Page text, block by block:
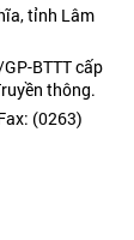
tỉnh Lâm
BTTT cấp
thông.
(0263)